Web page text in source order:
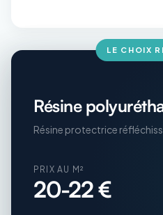
LE CHOIX
Résine
Résine protectrice
PRIX AU M²
20-22 €